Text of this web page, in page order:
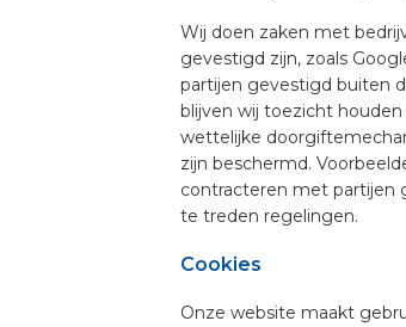
Wij doen zaken met
gevestigd zijn, zoals
partijen gevestigd buiten
blijven wij toezicht
wettelijke
zijn beschermd.
contracteren met partijen
te treden regelingen.
Cookies
Onze website maakt